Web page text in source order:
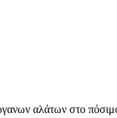
αλάτων στο